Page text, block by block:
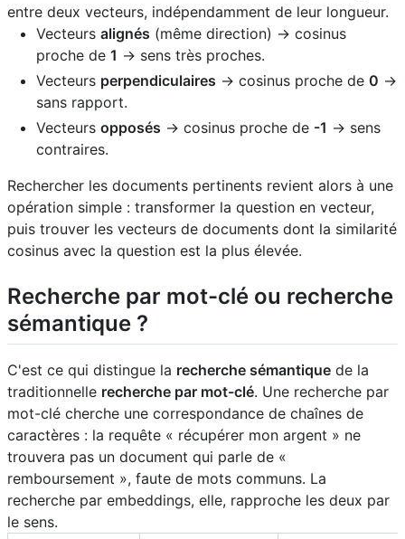
entre deux vecteurs, indépendamment de leur longueur.
Vecteurs alignés (même direction) → cosinus
proche de 1 → sens très proches.
Vecteurs perpendiculaires → cosinus proche de 0 →
sans rapport.
Vecteurs opposés → cosinus proche de -1 → sens
contraires.
Rechercher les documents pertinents revient alors à une
opération simple : transformer la question en vecteur,
puis trouver les vecteurs de documents dont la similarité
cosinus avec la question est la plus élevée.
Recherche par mot-clé ou recherche
sémantique ?
C'est ce qui distingue la recherche sémantique de la
traditionnelle recherche par mot-clé. Une recherche par
mot-clé cherche une correspondance de chaînes de
caractères : la requête « récupérer mon argent » ne
trouvera pas un document qui parle de «
remboursement », faute de mots communs. La
recherche par embeddings, elle, rapproche les deux par
le sens.